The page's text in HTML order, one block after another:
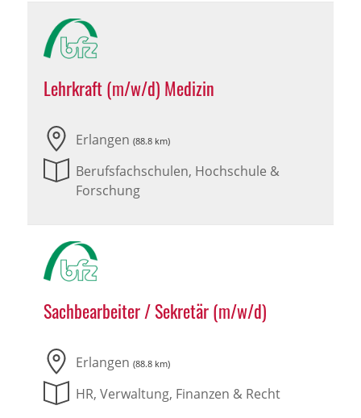
Lehrkraft (m/w/d) Medizin
Erlangen (88.8 km)
Berufsfachschulen, Hochschule &
Forschung
Sachbearbeiter / Sekretär (m/w/d)
Erlangen (88.8 km)
HR, Verwaltung, Finanzen & Recht